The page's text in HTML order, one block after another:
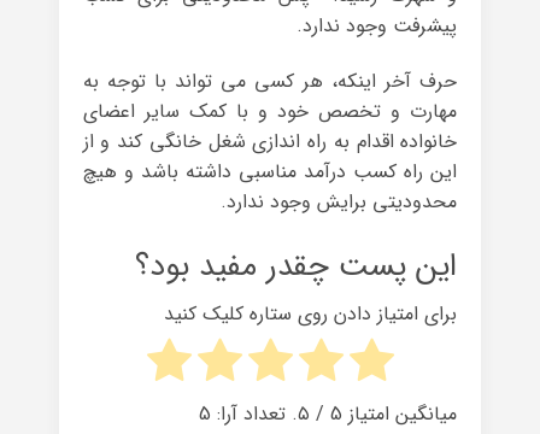
پیشرفت وجود ندارد.
حرف آخر اینکه، هر کسی می تواند با توجه به
مهارت و تخصص خود و با کمک سایر اعضای
خانواده اقدام به راه اندازی شغل خانگی کند و از
این راه کسب درآمد مناسبی داشته باشد و هیچ
محدودیتی برایش وجود ندارد.
این پست چقدر مفید بود؟
برای امتیاز دادن روی ستاره کلیک کنید
میانگین امتیاز 5/ ۵. تعداد آرا: 5